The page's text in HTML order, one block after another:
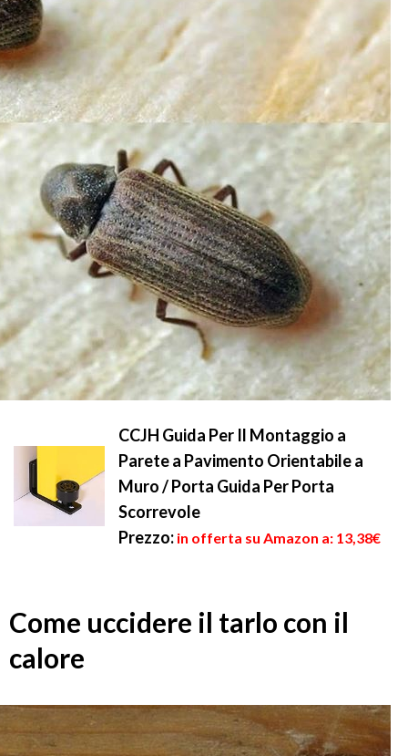
CCJH Guida Per Il Montaggio a
Parete a Pavimento Orientabile a
Muro / Porta Guida Per Porta
Scorrevole
Prezzo: in offerta su Amazon a: 13,38€
Come uccidere il tarlo con il
calore